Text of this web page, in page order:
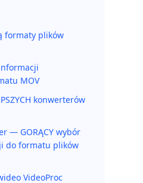
formaty plików
MOV
konwerterów
— GORĄCY wybór
do formatu plików
VideoProc